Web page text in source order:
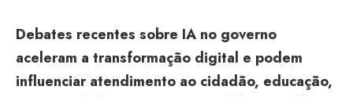
Debates recentes sobre IA no governo
aceleram a transformação digital e podem
influenciar atendimento ao cidadão, educação,